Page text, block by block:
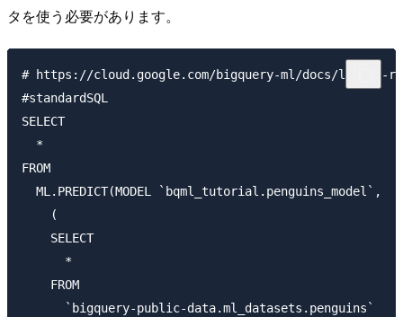
タを使う必要があります。
# https://cloud.google.com/bigquery-ml/docs/linear-
#standardSQL
SELECT
  *
FROM
  ML.PREDICT(MODEL `bqml_tutorial.penguins_model`,
    (
    SELECT
      *
    FROM
      `bigquery-public-data.ml_datasets.penguins`